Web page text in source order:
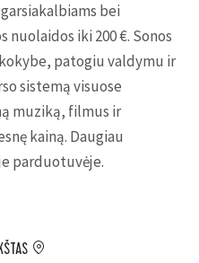
bei
nuolaidos iki 200 €. Sonos
patogiu valdymu ir
sistemą visuose
muziką, filmus ir
kainą. Daugiau
parduotuvėje.